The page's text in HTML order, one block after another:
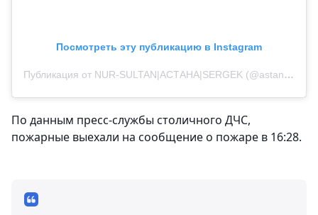
Посмотреть эту публикацию в Instagram
Публикация от NUR-SULTAN|АСТАНА|SERGEK (@astana_brothers)
По данным пресс-службы столичного ДЧС,
пожарные выехали на сообщение о пожаре в 16:28.